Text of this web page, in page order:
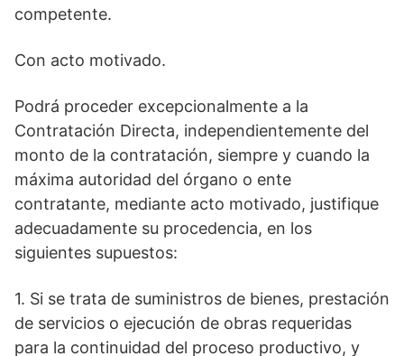
competente.
Con acto motivado.
Podrá proceder excepcionalmente a la
Contratación Directa, independientemente del
monto de la contratación, siempre y cuando la
máxima autoridad del órgano o ente
contratante, mediante acto motivado, justifique
adecuadamente su procedencia, en los
siguientes supuestos:
1. Si se trata de suministros de bienes, prestación
de servicios o ejecución de obras requeridas
para la continuidad del proceso productivo, y